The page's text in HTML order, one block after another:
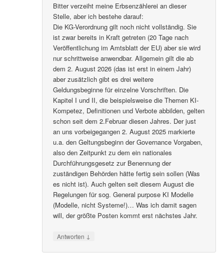
Bitter verzeiht meine Erbsenzählerei an dieser
Stelle, aber ich bestehe darauf:
Die KG-Verordnung gilt noch nicht vollständig. Sie
ist zwar bereits in Kraft getreten (20 Tage nach
Veröffentlichung im Amtsblatt der EU) aber sie wird
nur schrittweise anwendbar. Allgemein gilt die ab
dem 2. August 2026 (das ist erst in einem Jahr)
aber zusätzlich gibt es drei weitere
Geldungsbeginne für einzelne Vorschriften. Die
Kapitel I und II, die beispielsweise die Themen KI-
Kompetez, Definitionen und Verbote abbilden, gelten
schon seit dem 2.Februar diesen Jahres. Der just
an uns vorbeigegangen 2. August 2025 markierte
u.a. den Geltungsbeginn der Governance Vorgaben,
also den Zeitpunkt zu dem ein nationales
Durchführungsgesetz zur Benennung der
zuständigen Behörden hätte fertig sein sollen (Was
es nicht ist). Auch gelten seit diesem August die
Regelungen für sog. General purpose KI Modelle
(Modelle, nicht Systeme!)… Was ich damit sagen
will, der größte Posten kommt erst nächstes Jahr.
Antworten ↓